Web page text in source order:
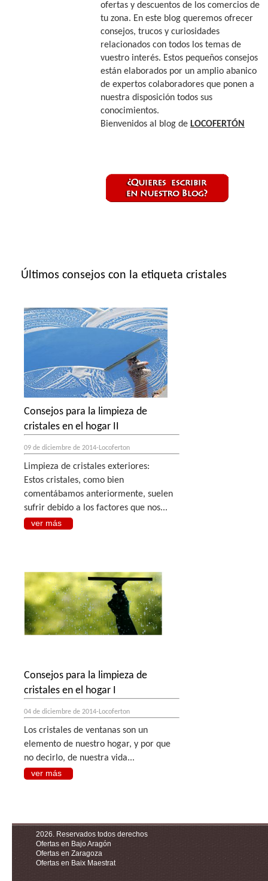
ofertas y descuentos de los comercios de
tu zona. En este blog queremos ofrecer
consejos, trucos y curiosidades
relacionados con todos los temas de
vuestro interés. Estos pequeños consejos
están elaborados por un amplio abanico
de expertos colaboradores que ponen a
nuestra disposición todos sus
conocimientos.
Bienvenidos al blog de LOCOFERTÓN
Últimos consejos con la etiqueta cristales
Consejos para la limpieza de
cristales en el hogar II
09 de diciembre de 2014-Locoferton
Limpieza de cristales exteriores:
Estos cristales, como bien
comentábamos anteriormente, suelen
sufrir debido a los factores que nos...
ver más
Consejos para la limpieza de
cristales en el hogar I
04 de diciembre de 2014-Locoferton
Los cristales de ventanas son un
elemento de nuestro hogar, y por que
no decirlo, de nuestra vida...
ver más
2026. Reservados todos derechos
Ofertas en Bajo Aragón
Ofertas en Zaragoza
Ofertas en Baix Maestrat